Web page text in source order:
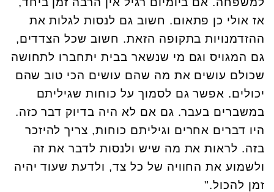
אז אולי כן פתאום. חשוב גם לנסות לגלות את
ההזדמנויות בתקופה הזאת. חשוב שכל הצדדים,
גם המגויס וגם מי שנשאר בבית יתחברו לתחושה
שכולם עושים את מה שהם עושים הכי טוב שהם
יכולים. אפשר גם לסמוך על כוחות שגיליתם
במשברים בעבר. גם אם לא היה בדיוק דבר כזה.
היו דברים אחרים וגיליתם כוחות, צריך להיזכר
בזה. לראות את מה שיש ולנסות לדבר את זה
ולשמוע את החוויה של כל צד, ולדעת שעוד יהיה
זמן להכול."